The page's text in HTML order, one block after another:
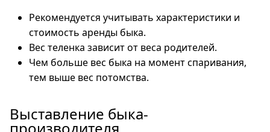
Рекомендуется учитывать характеристики и
стоимость аренды быка.
Вес теленка зависит от веса родителей.
Чем больше вес быка на момент спаривания,
тем выше вес потомства.
Выставление быка-